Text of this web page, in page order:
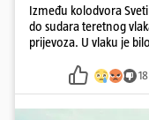
Između kolodvora
do sudara teretnog
prijevoza. U vlaku je
18